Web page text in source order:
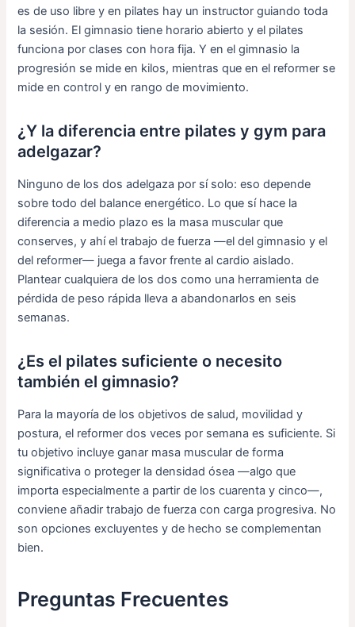
es de uso libre y en pilates hay un instructor guiando toda
la sesión. El gimnasio tiene horario abierto y el pilates
funciona por clases con hora fija. Y en el gimnasio la
progresión se mide en kilos, mientras que en el reformer se
mide en control y en rango de movimiento.
¿Y la diferencia entre pilates y gym para
adelgazar?
Ninguno de los dos adelgaza por sí solo: eso depende
sobre todo del balance energético. Lo que sí hace la
diferencia a medio plazo es la masa muscular que
conserves, y ahí el trabajo de fuerza —el del gimnasio y el
del reformer— juega a favor frente al cardio aislado.
Plantear cualquiera de los dos como una herramienta de
pérdida de peso rápida lleva a abandonarlos en seis
semanas.
¿Es el pilates suficiente o necesito
también el gimnasio?
Para la mayoría de los objetivos de salud, movilidad y
postura, el reformer dos veces por semana es suficiente. Si
tu objetivo incluye ganar masa muscular de forma
significativa o proteger la densidad ósea —algo que
importa especialmente a partir de los cuarenta y cinco—,
conviene añadir trabajo de fuerza con carga progresiva. No
son opciones excluyentes y de hecho se complementan
bien.
Preguntas Frecuentes